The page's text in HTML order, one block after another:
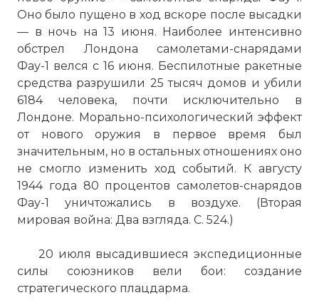
Оно было пущено в ход вскоре после высадки
— в ночь на 13 июня. Наиболее интенсивно
обстрел Лондона самолетами-снарядами
Фау-1 велся с 16 июня. Беспилотные ракетные
средства разрушили 25 тысяч домов и убили
6184 человека, почти исключительно в
Лондоне. Морально-психологический эффект
от нового оружия в первое время был
значительным, но в остальных отношениях оно
не смогло изменить ход событий. К августу
1944 года 80 процентов самолетов-снарядов
Фау-1 уничтожались в воздухе. (Вторая
мировая война: Два взгляда. С. 524.)
20 июля высадившиеся экспедиционные
силы союзников вели бои: создание
стратегического плацдарма.